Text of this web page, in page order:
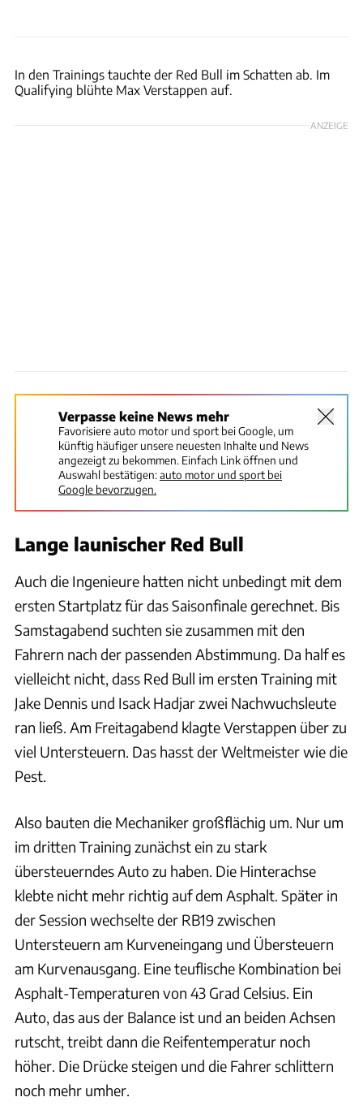
In den Trainings tauchte der Red Bull im Schatten ab. Im
Qualifying blühte Max Verstappen auf.
ANZEIGE
Verpasse keine News mehr
Favorisiere auto motor und sport bei Google, um
künftig häufiger unsere neuesten Inhalte und News
angezeigt zu bekommen. Einfach Link öffnen und
Auswahl bestätigen:auto motor und sport bei
Google bevorzugen.
Lange launischer Red Bull
Auch die Ingenieure hatten nicht unbedingt mit dem
ersten Startplatz für das Saisonfinale gerechnet. Bis
Samstagabend suchten sie zusammen mit den
Fahrern nach der passenden Abstimmung. Da half es
vielleicht nicht, dass Red Bull im ersten Training mit
Jake Dennis und Isack Hadjar zwei Nachwuchsleute
ran ließ. Am Freitagabend klagte Verstappen über zu
viel Untersteuern. Das hasst der Weltmeister wie die
Pest.
Also bauten die Mechaniker großflächig um. Nur um
im dritten Training zunächst ein zu stark
übersteuerndes Auto zu haben. Die Hinterachse
klebte nicht mehr richtig auf dem Asphalt. Später in
der Session wechselte der RB19 zwischen
Untersteuern am Kurveneingang und Übersteuern
am Kurvenausgang. Eine teuflische Kombination bei
Asphalt-Temperaturen von 43 Grad Celsius. Ein
Auto, das aus der Balance ist und an beiden Achsen
rutscht, treibt dann die Reifentemperatur noch
höher. Die Drücke steigen und die Fahrer schlittern
noch mehr umher.